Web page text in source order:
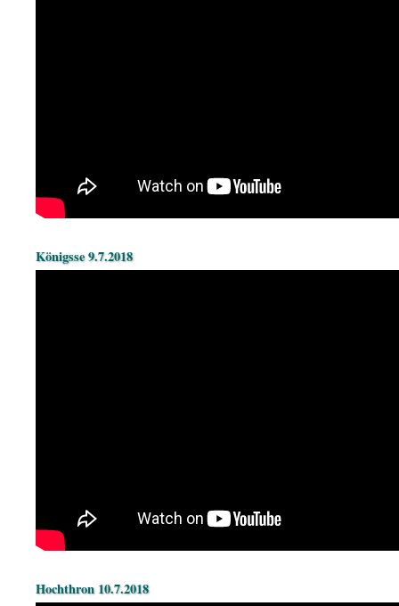
Königsse 9.7.2018
Hochthron 10.7.2018